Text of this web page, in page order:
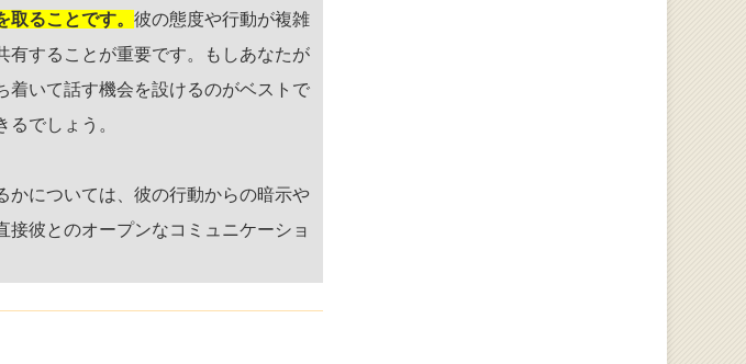
ることです。 彼の態度や行動が複雑
有することが重要です。もしあなたが
着いて話す機会を設けるのがベストで
でしょう。
かについては、彼の行動からの暗示や
彼とのオープンなコミュニケーショ